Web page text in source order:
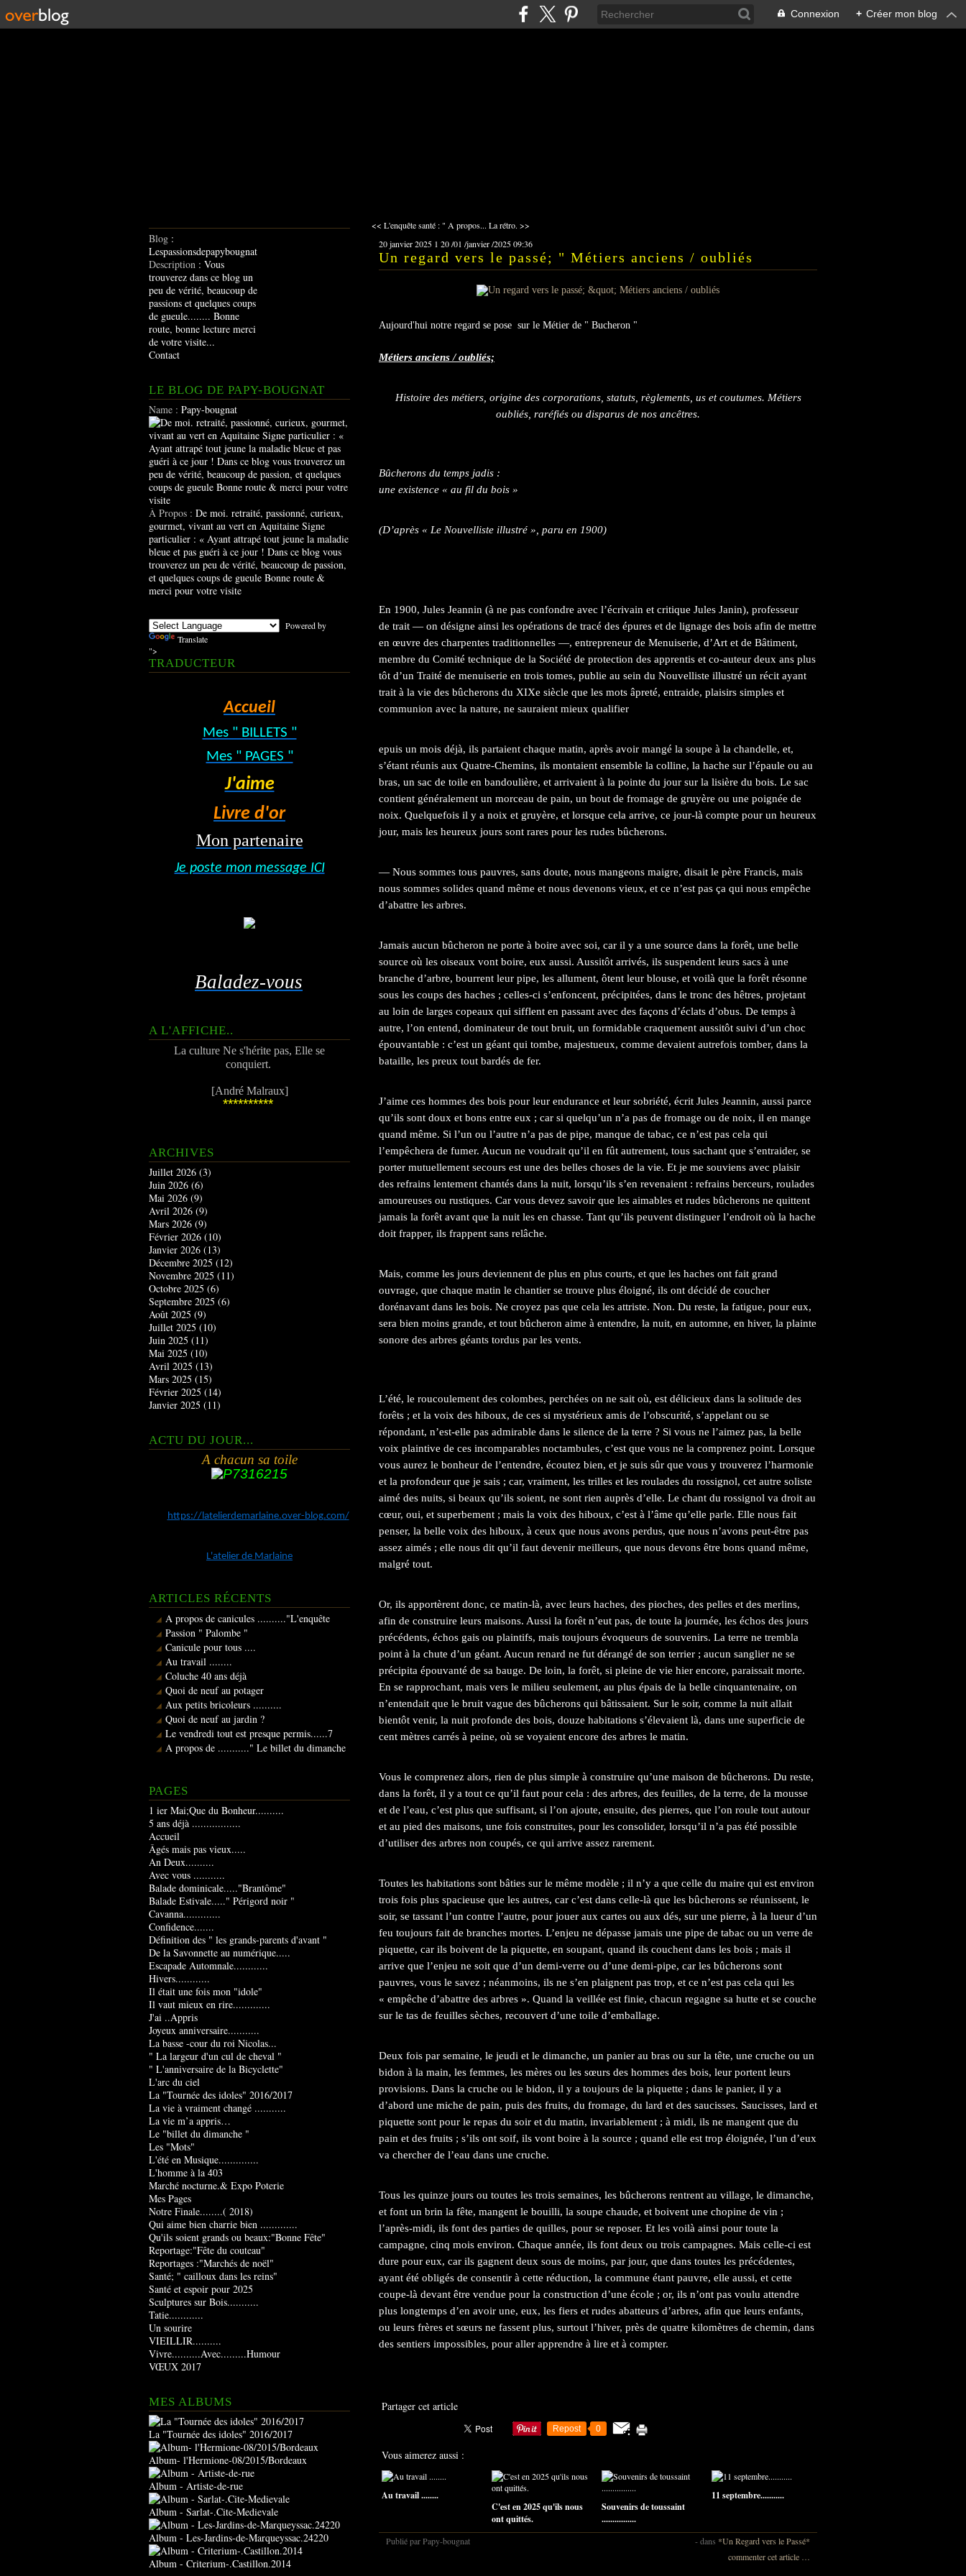
Connexion + Créer mon blog
Blog :
Lespassionsdepapybougnat
Description : Vous
trouverez dans ce blog un
peu de vérité, beaucoup de
passions et quelques coups
de gueule........ Bonne
route, bonne lecture merci
de votre visite...
Contact
LE BLOG DE PAPY-BOUGNAT
Name : Papy-bougnat
À Propos : De moi. retraité, passionné, curieux,
gourmet, vivant au vert en Aquitaine Signe
particulier : « Ayant attrapé tout jeune la maladie
bleue et pas guéri à ce jour ! Dans ce blog vous
trouverez un peu de vérité, beaucoup de passion,
et quelques coups de gueule Bonne route &
merci pour votre visite
Powered by
Translate
">
TRADUCTEUR
Accueil
Mes " BILLETS "
Mes " PAGES "
J'aime
Livre d'or
Mon partenaire
Je poste mon message ICI
Baladez-vous
A L'AFFICHE..
La culture Ne s'hérite pas, Elle se
conquiert.
[André Malraux]
**********
ARCHIVES
Juillet 2026 (3)
Juin 2026 (6)
Mai 2026 (9)
Avril 2026 (9)
Mars 2026 (9)
Février 2026 (10)
Janvier 2026 (13)
Décembre 2025 (12)
Novembre 2025 (11)
Octobre 2025 (6)
Septembre 2025 (6)
Août 2025 (9)
Juillet 2025 (10)
Juin 2025 (11)
Mai 2025 (10)
Avril 2025 (13)
Mars 2025 (15)
Février 2025 (14)
Janvier 2025 (11)
ACTU DU JOUR...
A chacun sa toile
https://latelierdemarlaine.over-blog.com/
L'atelier de Marlaine
ARTICLES RÉCENTS
A propos de canicules .........."L'enquête
Passion " Palombe "
Canicule pour tous ....
Au travail ........
Coluche 40 ans déjà
Quoi de neuf au potager
Aux petits bricoleurs ..........
Quoi de neuf au jardin ?
Le vendredi tout est presque permis......7
A propos de ..........." Le billet du dimanche
PAGES
1 ier Mai;Que du Bonheur..........
5 ans déjà .................
Accueil
Âgés mais pas vieux.....
An Deux..........
Avec vous ...........
Balade dominicale....."Brantôme"
Balade Estivale....." Périgord noir "
Cavanna.............
Confidence.......
Définition des " les grands-parents d'avant "
De la Savonnette au numérique.....
Escapade Automnale............
Hivers............
Il était une fois mon "idole"
Il vaut mieux en rire.............
J'ai ..Appris
Joyeux anniversaire...........
La basse -cour du roi Nicolas...
" La largeur d'un cul de cheval "
" L'anniversaire de la Bicyclette"
L'arc du ciel
La "Tournée des idoles" 2016/2017
La vie à vraiment changé ...........
La vie m’a appris…
Le "billet du dimanche "
Les "Mots"
L'été en Musique..............
L'homme à la 403
Marché nocturne.& Expo Poterie
Mes Pages
Notre Finale........( 2018)
Qui aime bien charrie bien .............
Qu'ils soient grands ou beaux:"Bonne Fête"
Reportage:"Fête du couteau"
Reportages :"Marchés de noël"
Santé; " cailloux dans les reins"
Santé et espoir pour 2025
Sculptures sur Bois...........
Tatie............
Un sourire
VIEILLIR..........
Vivre..........Avec.........Humour
VŒUX 2017
MES ALBUMS
La "Tournée des idoles" 2016/2017
Album- l'Hermione-08/2015/Bordeaux
Album - Artiste-de-rue
Album - Sarlat-.Cite-Medievale
Album - Les-Jardins-de-Marqueyssac.24220
Album - Criterium-.Castillon.2014
<< L'enquête santé : " A propos... La rétro. >>
20 janvier 2025 1 20/01 /janvier/202509:36
Un regard vers le passé; " Métiers anciens / oubliés
Aujourd'hui notre regard se pose sur le Métier de " Bucheron "
Métiers anciens / oubliés;
Histoire des métiers, origine des corporations, statuts, règlements, us et coutumes. Métiers
oubliés, raréfiés ou disparus de nos ancêtres.
Bûcherons du temps jadis :
une existence « au fil du bois »
(D’après « Le Nouvelliste illustré », paru en 1900)
En 1900, Jules Jeannin (à ne pas confondre avec l’écrivain et critique Jules Janin), professeur
de trait — on désigne ainsi les opérations de tracé des épures et de lignage des bois afin de mettre
en œuvre des charpentes traditionnelles —, entrepreneur de Menuiserie, d’Art et de Bâtiment,
membre du Comité technique de la Société de protection des apprentis et co-auteur deux ans plus
tôt d’un Traité de menuiserie en trois tomes, publie au sein du Nouvelliste illustré un récit ayant
trait à la vie des bûcherons du XIXe siècle que les mots âpreté, entraide, plaisirs simples et
communion avec la nature, ne sauraient mieux qualifier
epuis un mois déjà, ils partaient chaque matin, après avoir mangé la soupe à la chandelle, et,
s’étant réunis aux Quatre-Chemins, ils montaient ensemble la colline, la hache sur l’épaule ou au
bras, un sac de toile en bandoulière, et arrivaient à la pointe du jour sur la lisière du bois. Le sac
contient généralement un morceau de pain, un bout de fromage de gruyère ou une poignée de
noix. Quelquefois il y a noix et gruyère, et lorsque cela arrive, ce jour-là compte pour un heureux
jour, mais les heureux jours sont rares pour les rudes bûcherons.
— Nous sommes tous pauvres, sans doute, nous mangeons maigre, disait le père Francis, mais
nous sommes solides quand même et nous devenons vieux, et ce n’est pas ça qui nous empêche
d’abattre les arbres.
Jamais aucun bûcheron ne porte à boire avec soi, car il y a une source dans la forêt, une belle
source où les oiseaux vont boire, eux aussi. Aussitôt arrivés, ils suspendent leurs sacs à une
branche d’arbre, bourrent leur pipe, les allument, ôtent leur blouse, et voilà que la forêt résonne
sous les coups des haches ; celles-ci s’enfoncent, précipitées, dans le tronc des hêtres, projetant
au loin de larges copeaux qui sifflent en passant avec des façons d’éclats d’obus. De temps à
autre, l’on entend, dominateur de tout bruit, un formidable craquement aussitôt suivi d’un choc
épouvantable : c’est un géant qui tombe, majestueux, comme devaient autrefois tomber, dans la
bataille, les preux tout bardés de fer.
J’aime ces hommes des bois pour leur endurance et leur sobriété, écrit Jules Jeannin, aussi parce
qu’ils sont doux et bons entre eux ; car si quelqu’un n’a pas de fromage ou de noix, il en mange
quand même. Si l’un ou l’autre n’a pas de pipe, manque de tabac, ce n’est pas cela qui
l’empêchera de fumer. Aucun ne voudrait qu’il en fût autrement, tous sachant que s’entraider, se
porter mutuellement secours est une des belles choses de la vie. Et je me souviens avec plaisir
des refrains lentement chantés dans la nuit, lorsqu’ils s’en revenaient : refrains berceurs, roulades
amoureuses ou rustiques. Car vous devez savoir que les aimables et rudes bûcherons ne quittent
jamais la forêt avant que la nuit les en chasse. Tant qu’ils peuvent distinguer l’endroit où la hache
doit frapper, ils frappent sans relâche.
Mais, comme les jours deviennent de plus en plus courts, et que les haches ont fait grand
ouvrage, que chaque matin le chantier se trouve plus éloigné, ils ont décidé de coucher
dorénavant dans les bois. Ne croyez pas que cela les attriste. Non. Du reste, la fatigue, pour eux,
sera bien moins grande, et tout bûcheron aime à entendre, la nuit, en automne, en hiver, la plainte
sonore des arbres géants tordus par les vents.
L’été, le roucoulement des colombes, perchées on ne sait où, est délicieux dans la solitude des
forêts ; et la voix des hiboux, de ces si mystérieux amis de l’obscurité, s’appelant ou se
répondant, n’est-elle pas admirable dans le silence de la terre ? Si vous ne l’aimez pas, la belle
voix plaintive de ces incomparables noctambules, c’est que vous ne la comprenez point. Lorsque
vous aurez le bonheur de l’entendre, écoutez bien, et je suis sûr que vous y trouverez l’harmonie
et la profondeur que je sais ; car, vraiment, les trilles et les roulades du rossignol, cet autre soliste
aimé des nuits, si beaux qu’ils soient, ne sont rien auprès d’elle. Le chant du rossignol va droit au
cœur, oui, et superbement ; mais la voix des hiboux, c’est à l’âme qu’elle parle. Elle nous fait
penser, la belle voix des hiboux, à ceux que nous avons perdus, que nous n’avons peut-être pas
assez aimés ; elle nous dit qu’il faut devenir meilleurs, que nous devons être bons quand même,
malgré tout.
Or, ils apportèrent donc, ce matin-là, avec leurs haches, des pioches, des pelles et des merlins,
afin de construire leurs maisons. Aussi la forêt n’eut pas, de toute la journée, les échos des jours
précédents, échos gais ou plaintifs, mais toujours évoqueurs de souvenirs. La terre ne trembla
point à la chute d’un géant. Aucun renard ne fut dérangé de son terrier ; aucun sanglier ne se
précipita épouvanté de sa bauge. De loin, la forêt, si pleine de vie hier encore, paraissait morte.
En se rapprochant, mais vers le milieu seulement, au plus épais de la belle cinquantenaire, on
n’entendait que le bruit vague des bûcherons qui bâtissaient. Sur le soir, comme la nuit allait
bientôt venir, la nuit profonde des bois, douze habitations s’élevaient là, dans une superficie de
cent mètres carrés à peine, où se voyaient encore des arbres le matin.
Vous le comprenez alors, rien de plus simple à construire qu’une maison de bûcherons. Du reste,
dans la forêt, il y a tout ce qu’il faut pour cela : des arbres, des feuilles, de la terre, de la mousse
et de l’eau, c’est plus que suffisant, si l’on ajoute, ensuite, des pierres, que l’on roule tout autour
et au pied des maisons, une fois construites, pour les consolider, lorsqu’il n’a pas été possible
d’utiliser des arbres non coupés, ce qui arrive assez rarement.
Toutes les habitations sont bâties sur le même modèle ; il n’y a que celle du maire qui est environ
trois fois plus spacieuse que les autres, car c’est dans celle-là que les bûcherons se réunissent, le
soir, se tassant l’un contre l’autre, pour jouer aux cartes ou aux dés, sur une pierre, à la lueur d’un
feu toujours fait de branches mortes. L’enjeu ne dépasse jamais une pipe de tabac ou un verre de
piquette, car ils boivent de la piquette, en soupant, quand ils couchent dans les bois ; mais il
arrive que l’enjeu ne soit que d’un demi-verre ou d’une demi-pipe, car les bûcherons sont
pauvres, vous le savez ; néanmoins, ils ne s’en plaignent pas trop, et ce n’est pas cela qui les
« empêche d’abattre des arbres ». Quand la veillée est finie, chacun regagne sa hutte et se couche
sur le tas de feuilles sèches, recouvert d’une toile d’emballage.
Deux fois par semaine, le jeudi et le dimanche, un panier au bras ou sur la tête, une cruche ou un
bidon à la main, les femmes, les mères ou les sœurs des hommes des bois, leur portent leurs
provisions. Dans la cruche ou le bidon, il y a toujours de la piquette ; dans le panier, il y a
d’abord une miche de pain, puis des fruits, du fromage, du lard et des saucisses. Saucisses, lard et
piquette sont pour le repas du soir et du matin, invariablement ; à midi, ils ne mangent que du
pain et des fruits ; s’ils ont soif, ils vont boire à la source ; quand elle est trop éloignée, l’un d’eux
va chercher de l’eau dans une cruche.
Tous les quinze jours ou toutes les trois semaines, les bûcherons rentrent au village, le dimanche,
et font un brin la fête, mangent le bouilli, la soupe chaude, et boivent une chopine de vin ;
l’après-midi, ils font des parties de quilles, pour se reposer. Et les voilà ainsi pour toute la
campagne, cinq mois environ. Chaque année, ils font deux ou trois campagnes. Mais celle-ci est
dure pour eux, car ils gagnent deux sous de moins, par jour, que dans toutes les précédentes,
ayant été obligés de consentir à cette réduction, la commune étant pauvre, elle aussi, et cette
coupe-là devant être vendue pour la construction d’une école ; or, ils n’ont pas voulu attendre
plus longtemps d’en avoir une, eux, les fiers et rudes abatteurs d’arbres, afin que leurs enfants,
ou leurs frères et sœurs ne fassent plus, surtout l’hiver, près de quatre kilomètres de chemin, dans
des sentiers impossibles, pour aller apprendre à lire et à compter.
Partager cet article
Repost 0
Vous aimerez aussi :
Au travail ........
C'est en 2025 qu'ils nous
ont quittés.
Souvenirs de toussaint
................
11 septembre...........
Publié par Papy-bougnat -dans *Un Regard vers le Passé*
commenter cet article